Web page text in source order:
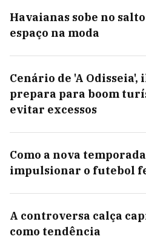
Havaianas sobe no
espaço na moda
Cenário de 'A
prepara para boom
evitar excessos
Como a nova
impulsionar o futebol
A controversa calça
como tendência